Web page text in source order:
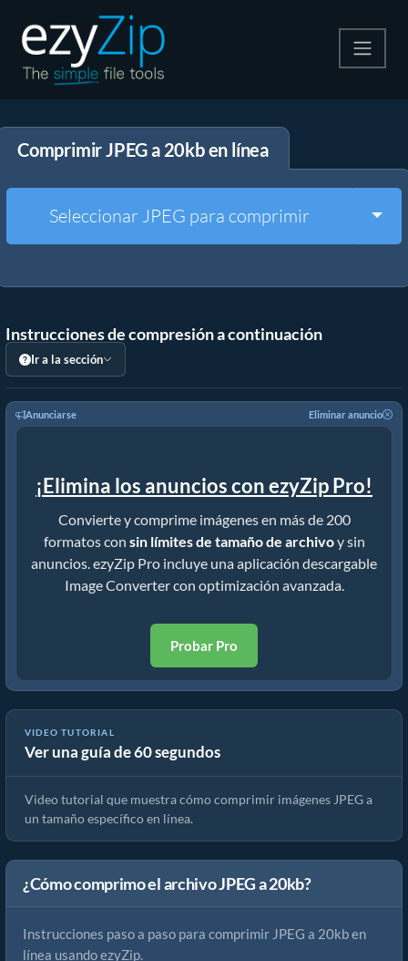
Descomprime
Otras herramientas
Comprimir JPEG a 20kb en línea
Seleccionar JPEG para comprimir
Instrucciones de compresión a continuación
Ir a la sección
Anunciarse Eliminar anuncio
¡Elimina los anuncios con ezyZip Pro!
Convierte y comprime imágenes en más de 200
formatos con sin límites de tamaño de archivoy sin
anuncios. ezyZip Pro incluye una aplicación descargable
Image Converter con optimización avanzada.
Probar Pro
VIDEO TUTORIAL
Ver una guía de 60 segundos
🖼 Cómo Comprimir JPEG a 20kb
Video tutorial que muestra cómo comprimir imágenes JPEG a
un tamaño específico en línea.
¿Cómo comprimo el archivo JPEG a 20kb?
Instrucciones paso a paso para comprimir JPEG a 20kb en
línea usando ezyZip.